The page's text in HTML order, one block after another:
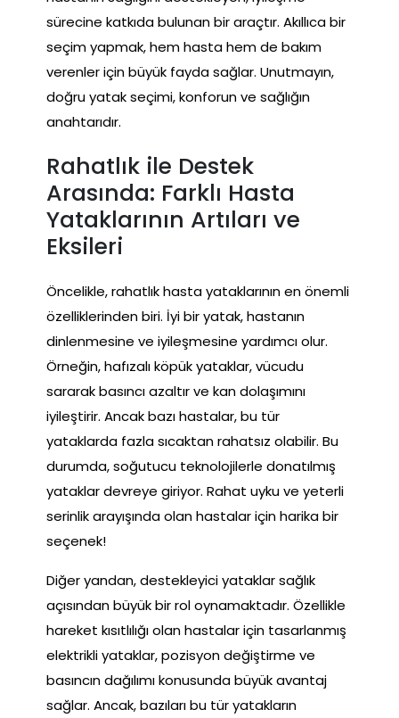
sürecine katkıda bulunan bir araçtır. Akıllıca bir
seçim yapmak, hem hasta hem de bakım
verenler için büyük fayda sağlar. Unutmayın,
doğru yatak seçimi, konforun ve sağlığın
anahtarıdır.
Rahatlık ile Destek
Arasında: Farklı Hasta
Yataklarının Artıları ve
Eksileri
Öncelikle, rahatlık hasta yataklarının en önemli
özelliklerinden biri. İyi bir yatak, hastanın
dinlenmesine ve iyileşmesine yardımcı olur.
Örneğin, hafızalı köpük yataklar, vücudu
sararak basıncı azaltır ve kan dolaşımını
iyileştirir. Ancak bazı hastalar, bu tür
yataklarda fazla sıcaktan rahatsız olabilir. Bu
durumda, soğutucu teknolojilerle donatılmış
yataklar devreye giriyor. Rahat uyku ve yeterli
serinlik arayışında olan hastalar için harika bir
seçenek!
Diğer yandan, destekleyici yataklar sağlık
açısından büyük bir rol oynamaktadır. Özellikle
hareket kısıtlılığı olan hastalar için tasarlanmış
elektrikli yataklar, pozisyon değiştirme ve
basıncın dağılımı konusunda büyük avantaj
sağlar. Ancak, bazıları bu tür yatakların